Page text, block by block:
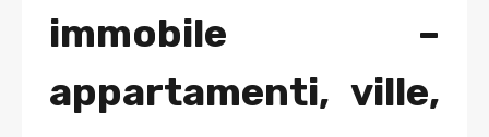
immobile –
appartamenti, ville,